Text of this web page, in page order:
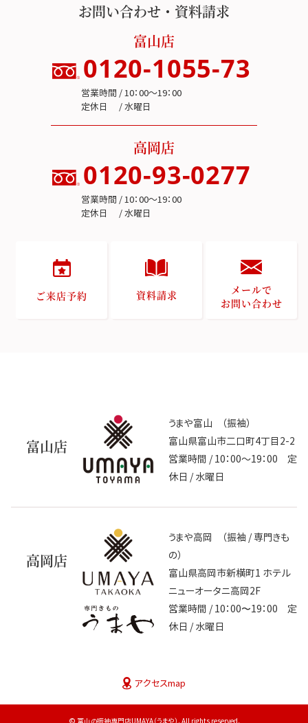
お問い合わせ・資料請求
富山店
0120-1055-73
営業時間 / 10：00～19：00
定休日 / 水曜日
高岡店
0120-93-0277
営業時間 / 10：00～19：00
定休日 / 水曜日
ご来店予約 資料請求
メールで
お問い合わせ
富山店
うまや富山 （振袖）
富山県富山市二口町4丁目2-2
営業時間 / 10：00～19：00 定
休日 / 水曜日
高岡店
うまや高岡 （振袖 / 専門きも
の）
富山県高岡市新横町1 ホテル
ニューオータニ高岡2F
営業時間 / 10：00〜19：00 定
休日 / 水曜日
アクセスmap
© 富山の振袖専門店UMAYA（うまや）. All rights reserved.